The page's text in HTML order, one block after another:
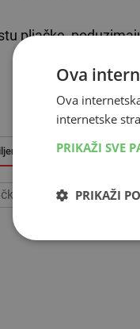
pljačke,
izvore
banka
Ova
Ova
internetske
PRIKAŽI SVE
PRIKAŽI